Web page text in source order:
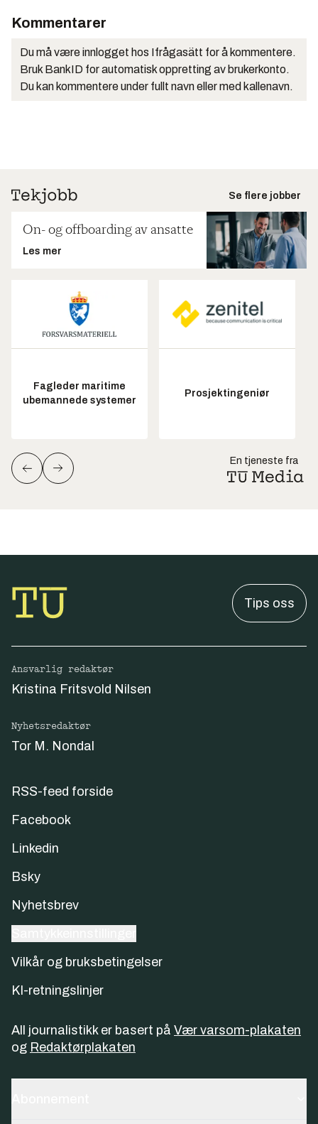
Kommentarer
Du må være innlogget hos Ifrågasätt for å kommentere.
Bruk BankID for automatisk oppretting av brukerkonto.
Du kan kommentere under fullt navn eller med kallenavn.
Se flere jobber
On- og offboarding av ansatte
Les mer
Fagleder maritime
ubemannede systemer
Prosjektingeniør
En tjeneste fra
Tips oss
Ansvarlig redaktør
Kristina Fritsvold Nilsen
Nyhetsredaktør
Tor M. Nondal
RSS-feed forside
Facebook
Linkedin
Bsky
Nyhetsbrev
Vilkår og bruksbetingelser
KI-retningslinjer
All journalistikk er basert på Vær varsom-plakaten
og Redaktørplakaten